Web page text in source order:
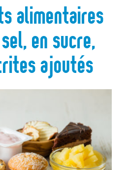
alimentaires
en sucre,
ajoutés